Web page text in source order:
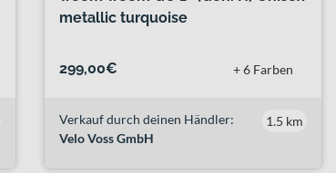
metallic turquoise
299,00€ + 6 Farben
Verkauf durch deinen Händler:
Velo Voss GmbH
1.5 km